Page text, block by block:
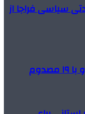
سیاسی فراجا از